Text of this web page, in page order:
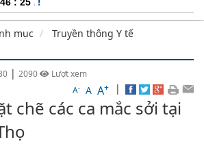
46 : 26
mục
Truyền thông Y tế
| 2090
Lượt xem
A- A A+ |
chẽ các ca mắc sởi tại